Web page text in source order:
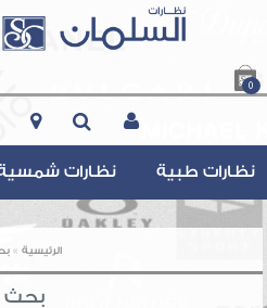
0
نظارات طبية نظارات
الرئيسية »
بحث